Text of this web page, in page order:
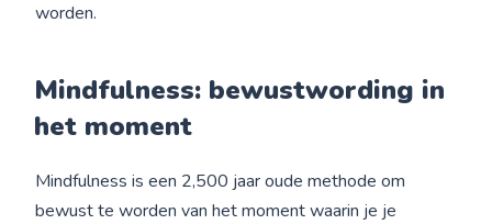
worden.
Mindfulness: bewustwording in
het moment
Mindfulness is een 2,500 jaar oude methode om
bewust te worden van het moment waarin je je